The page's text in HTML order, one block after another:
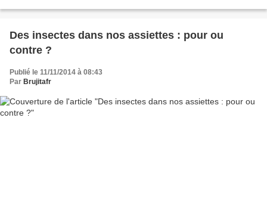
Des insectes dans nos assiettes : pour ou
contre ?
Publié le 11/11/2014 à 08:43
Par Brujitafr